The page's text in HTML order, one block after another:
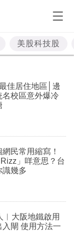
美股科技股
佳居住地區│邊
名校區意外爆冷
民常用縮寫！
Rizz」咩意思？台
識幾多
︳大阪地鐵啟用
入閘 使用方法一